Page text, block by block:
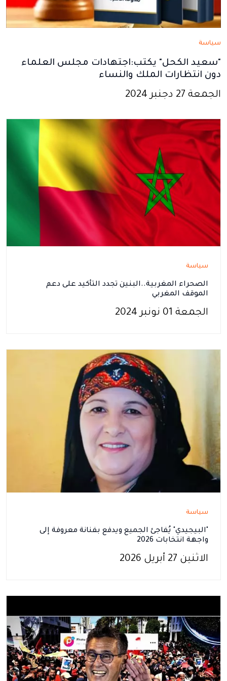
سياسة
"سعيد الكحل" يكتب:اجتهادات مجلس العلماء
دون انتظارات الملك والنساء
الجمعة 27 دجنبر 2024
سياسة
الصحراء المغربية..البنين تجدد التأكيد على دعم
الموقف المغربي
الجمعة 01 نونبر 2024
سياسة
"البيجيدي" يُفاجئ الجميع ويدفع بفنانة معروفة إلى
واجهة انتخابات 2026
الاثنين 27 أبريل 2026